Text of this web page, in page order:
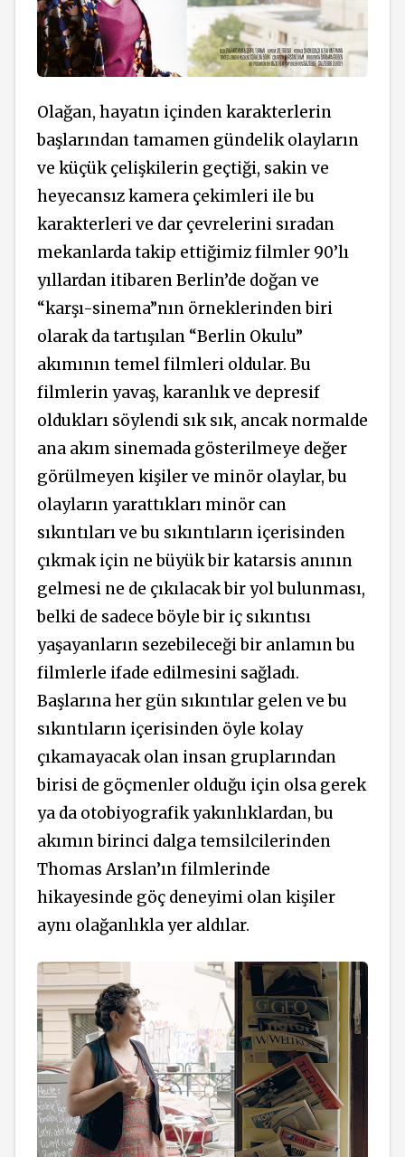
Olağan, hayatın içinden karakterlerin
başlarından tamamen gündelik olayların
ve küçük çelişkilerin geçtiği, sakin ve
heyecansız kamera çekimleri ile bu
karakterleri ve dar çevrelerini sıradan
mekanlarda takip ettiğimiz filmler 90’lı
yıllardan itibaren Berlin’de doğan ve
“karşı-sinema”nın örneklerinden biri
olarak da tartışılan “Berlin Okulu”
akımının temel filmleri oldular. Bu
filmlerin yavaş, karanlık ve depresif
oldukları söylendi sık sık, ancak normalde
ana akım sinemada gösterilmeye değer
görülmeyen kişiler ve minör olaylar, bu
olayların yarattıkları minör can
sıkıntıları ve bu sıkıntıların içerisinden
çıkmak için ne büyük bir katarsis anının
gelmesi ne de çıkılacak bir yol bulunması,
belki de sadece böyle bir iç sıkıntısı
yaşayanların sezebileceği bir anlamın bu
filmlerle ifade edilmesini sağladı.
Başlarına her gün sıkıntılar gelen ve bu
sıkıntıların içerisinden öyle kolay
çıkamayacak olan insan gruplarından
birisi de göçmenler olduğu için olsa gerek
ya da otobiyografik yakınlıklardan, bu
akımın birinci dalga temsilcilerinden
Thomas Arslan’ın filmlerinde
hikayesinde göç deneyimi olan kişiler
aynı olağanlıkla yer aldılar.